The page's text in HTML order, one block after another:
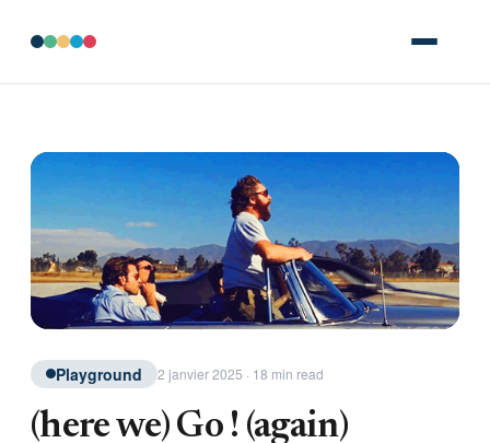
Playground 2 janvier 2025 · 18 min read
(here we) Go ! (again)